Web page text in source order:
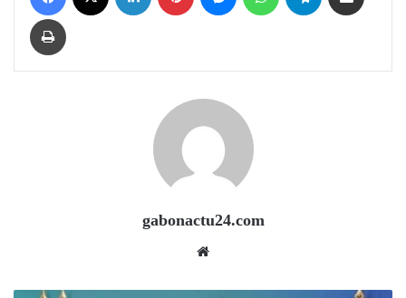
Print
gabonactu24.com